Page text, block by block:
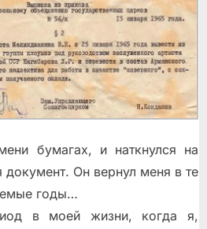
бумагах, и наткнулся на
Он вернул меня в те
годы…
в моей жизни, когда я,